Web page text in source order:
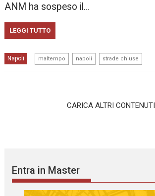
ANM ha sospeso il…
LEGGI TUTTO
Napoli maltempo napoli strade chiuse
CARICA ALTRI CONTENUTI
Entra in Master